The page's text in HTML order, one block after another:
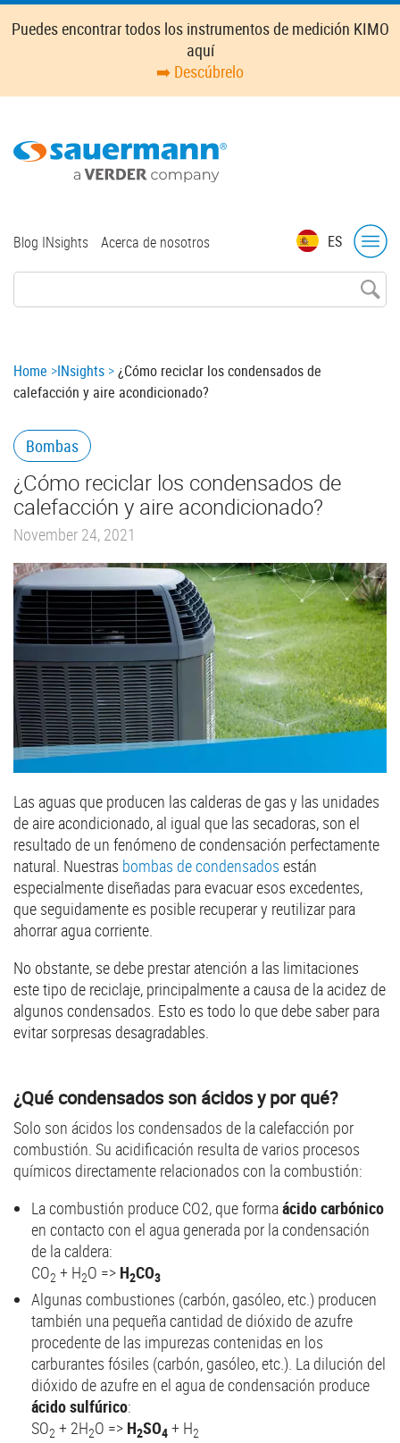
Skip
Puedes encontrar todos los instrumentos de medición KIMO
aquí
➡️ Descúbrelo
ES
Top
Blog INsights Acerca de nosotros
Breadcrumb
Home INsights
¿Cómo reciclar los condensados de
calefacción y aire acondicionado?
Bombas
¿Cómo reciclar los condensados de
calefacción y aire acondicionado?
November 24, 2021
Las aguas que producen las calderas de gas y las unidades
de aire acondicionado, al igual que las secadoras, son el
resultado de un fenómeno de condensación perfectamente
natural. Nuestras bombas de condensados están
especialmente diseñadas para evacuar esos excedentes,
que seguidamente es posible recuperar y reutilizar para
ahorrar agua corriente.
No obstante, se debe prestar atención a las limitaciones
este tipo de reciclaje, principalmente a causa de la acidez de
algunos condensados. Esto es todo lo que debe saber para
evitar sorpresas desagradables.
¿Qué condensados son ácidos y por qué?
Solo son ácidos los condensados de la calefacción por
combustión. Su acidificación resulta de varios procesos
químicos directamente relacionados con la combustión:
La combustión produce CO2, que formaácido carbónico
en contacto con el agua generada por la condensación
de la caldera:
CO2 + H2O => H2CO3
Algunas combustiones (carbón, gasóleo, etc.) producen
también una pequeña cantidad de dióxido de azufre
procedente de las impurezas contenidas en los
carburantes fósiles (carbón, gasóleo, etc.). La dilución del
dióxido de azufre en el agua de condensación produce
ácido sulfúrico:
SO2 + 2H2O => H2SO4 + H2